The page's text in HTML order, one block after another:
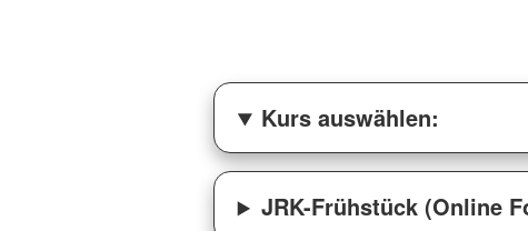
Kurs auswählen:
JRK-Frühstück (Online